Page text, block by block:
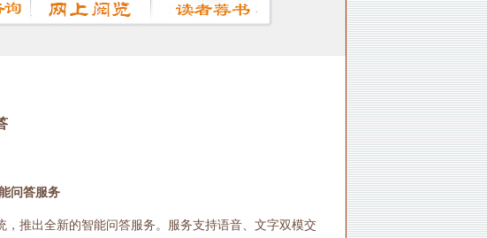
问答服务
推出全新的智能问答服务。服务支持语音、文字双模交